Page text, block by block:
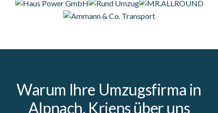
Warum Ihre Umzugsfirma in
Alpnach, Kriens über uns